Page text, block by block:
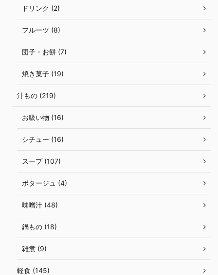
ドリンク (2)
フルーツ (8)
団子・お餅 (7)
焼き菓子 (19)
汁もの (219)
お吸い物 (16)
シチュー (16)
スープ (107)
ポタージュ (4)
味噌汁 (48)
鍋もの (18)
雑煮 (9)
軽食 (145)